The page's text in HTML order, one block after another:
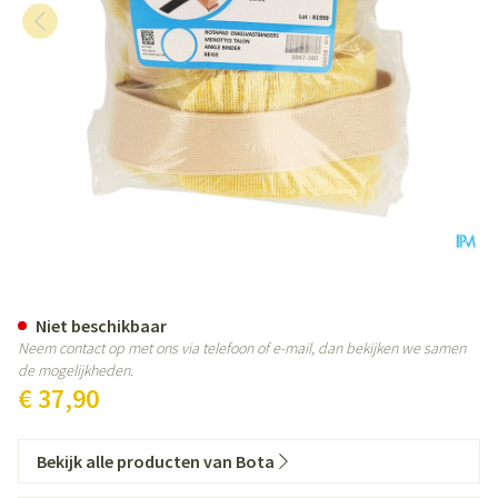
€ 37,90
Niet beschikbaar
Neem contact op met ons via telefoon of e-mail, dan bekijken we samen
de mogelijkheden.
Bekijk alle producten van Bota